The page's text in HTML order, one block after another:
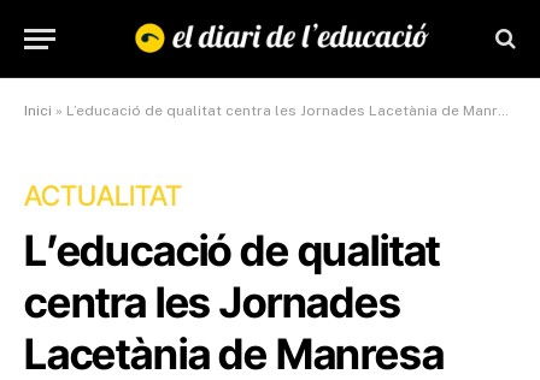
Inici » L’educació de qualitat centra les Jornades Lacetània de Manresa
ACTUALITAT
L’educació de qualitat
centra les Jornades
Lacetània de Manresa